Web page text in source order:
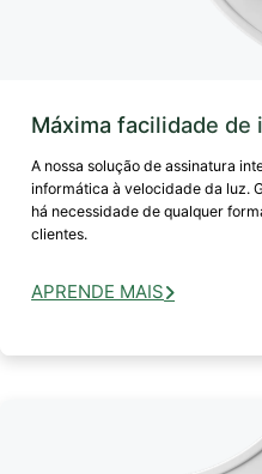
Máxima facilidade de
A nossa solução de assinatura
informática à velocidade da luz.
há necessidade de qualquer
clientes.
APRENDE MAIS